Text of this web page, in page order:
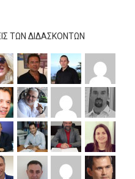
ΤΩΝ ΔΙΔΆΣΚΟΝΤΩΝ